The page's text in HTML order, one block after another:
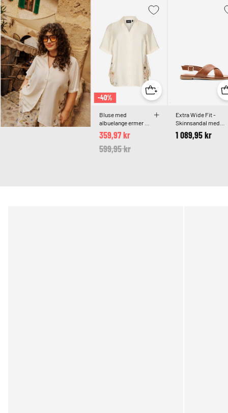
-40%
Bluse med
albuelange ermer og
blomsterdetaljer
Price reduced from
599,95 kr
359,97 kr
Extra Wide Fit -
Skinnsandal med
kryssremmer
1 089,95 kr